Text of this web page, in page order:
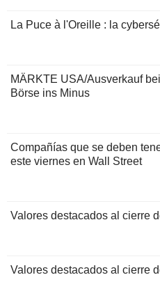
La Puce à l'Oreille : la
MÄRKTE USA/Ausverkauf
Börse ins Minus
Compañías que se deben
este viernes en Wall Street
Valores destacados al cierre
Valores destacados al cierre